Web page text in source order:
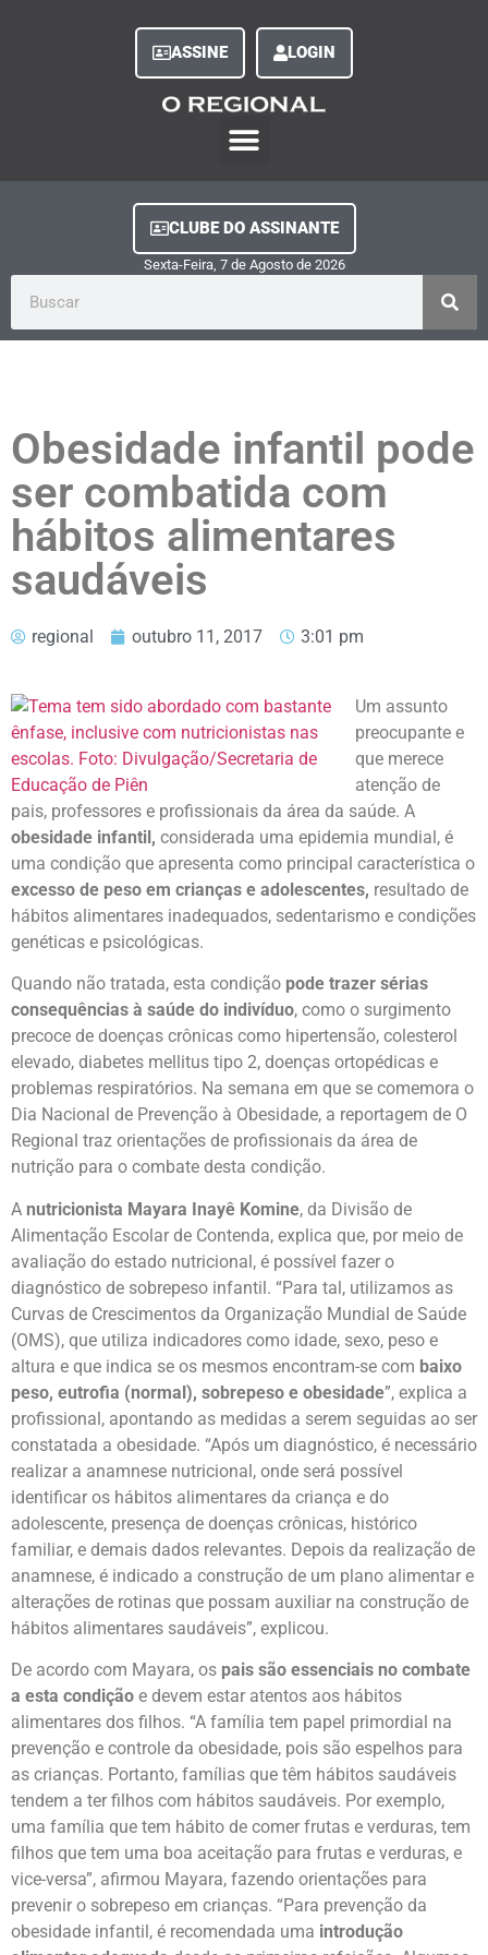
ASSINE LOGIN
CLUBE DO ASSINANTE
Sexta-Feira, 7de Agostode 2026
Obesidade infantil pode
ser combatida com
hábitos alimentares
saudáveis
regional outubro 11, 2017 3:01 pm
Um assunto
preocupante e
que merece
atenção de
pais, professores e profissionais da área da saúde. A
obesidade infantil, considerada uma epidemia mundial, é
uma condição que apresenta como principal característica o
excesso de peso em crianças e adolescentes, resultado de
hábitos alimentares inadequados, sedentarismo e condições
genéticas e psicológicas.
Quando não tratada, esta condição pode trazer sérias
consequências à saúde do indivíduo, como o surgimento
precoce de doenças crônicas como hipertensão, colesterol
elevado, diabetes mellitus tipo 2, doenças ortopédicas e
problemas respiratórios. Na semana em que se comemora o
Dia Nacional de Prevenção à Obesidade, a reportagem de O
Regional traz orientações de profissionais da área de
nutrição para o combate desta condição.
A nutricionista Mayara Inayê Komine, da Divisão de
Alimentação Escolar de Contenda, explica que, por meio de
avaliação do estado nutricional, é possível fazer o
diagnóstico de sobrepeso infantil. “Para tal, utilizamos as
Curvas de Crescimentos da Organização Mundial de Saúde
(OMS), que utiliza indicadores como idade, sexo, peso e
altura e que indica se os mesmos encontram-se com baixo
peso, eutrofia (normal), sobrepeso e obesidade”, explica a
profissional, apontando as medidas a serem seguidas ao ser
constatada a obesidade. “Após um diagnóstico, é necessário
realizar a anamnese nutricional, onde será possível
identificar os hábitos alimentares da criança e do
adolescente, presença de doenças crônicas, histórico
familiar, e demais dados relevantes. Depois da realização de
anamnese, é indicado a construção de um plano alimentar e
alterações de rotinas que possam auxiliar na construção de
hábitos alimentares saudáveis”, explicou.
De acordo com Mayara, os pais são essenciais no combate
a esta condição e devem estar atentos aos hábitos
alimentares dos filhos. “A família tem papel primordial na
prevenção e controle da obesidade, pois são espelhos para
as crianças. Portanto, famílias que têm hábitos saudáveis
tendem a ter filhos com hábitos saudáveis. Por exemplo,
uma família que tem hábito de comer frutas e verduras, tem
filhos que tem uma boa aceitação para frutas e verduras, e
vice-versa”, afirmou Mayara, fazendo orientações para
prevenir o sobrepeso em crianças. “Para prevenção da
obesidade infantil, é recomendada uma introdução